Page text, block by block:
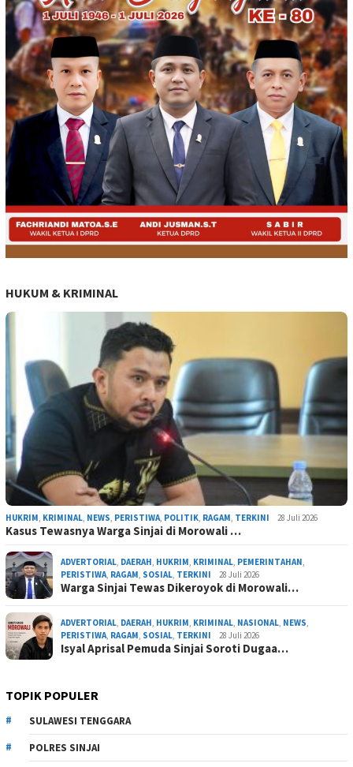
HUKUM & KRIMINAL
HUKRIM, KRIMINAL, NEWS, PERISTIWA, POLITIK, RAGAM, TERKINI 28 Juli 2026
Kasus Tewasnya Warga Sinjai di Morowali …
ADVERTORIAL, DAERAH, HUKRIM, KRIMINAL, PEMERINTAHAN,
PERISTIWA, RAGAM, SOSIAL, TERKINI 28 Juli 2026
Warga Sinjai Tewas Dikeroyok di Morowali…
ADVERTORIAL, DAERAH, HUKRIM, KRIMINAL, NASIONAL, NEWS,
PERISTIWA, RAGAM, SOSIAL, TERKINI 28 Juli 2026
Isyal Aprisal Pemuda Sinjai Soroti Dugaa…
TOPIK POPULER
SULAWESI TENGGARA
POLRES SINJAI